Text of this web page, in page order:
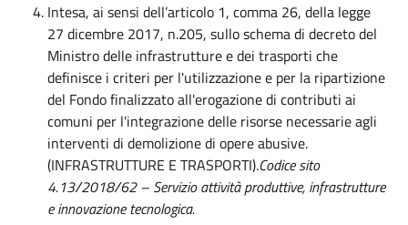
Intesa, ai sensi dell’articolo 1, comma 26, della legge
27 dicembre 2017, n.205, sullo schema di decreto del
Ministro delle infrastrutture e dei trasporti che
definisce i criteri per l'utilizzazione e per la ripartizione
del Fondo finalizzato all'erogazione di contributi ai
comuni per l'integrazione delle risorse necessarie agli
interventi di demolizione di opere abusive.
(INFRASTRUTTURE E TRASPORTI).Codice sito
4.13/2018/62 – Servizio attività produttive, infrastrutture
e innovazione tecnologica.